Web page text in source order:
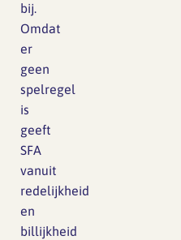
bij.
Omdat
er
geen
spelregel
is
geeft
SFA
vanuit
redelijkheid
en
billijkheid